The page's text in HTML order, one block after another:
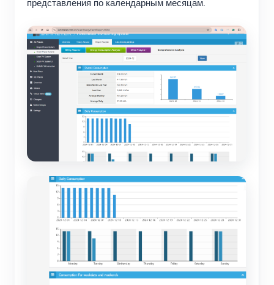
представления по календарным месяцам.